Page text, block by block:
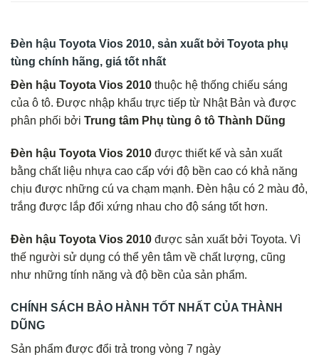
Đèn hậu Toyota Vios 2010, sản xuất bởi Toyota phụ
tùng chính hãng, giá tốt nhất
Đèn hậu Toyota Vios 2010 thuộc hệ thống chiếu sáng
của ô tô. Được nhập khẩu trực tiếp từ Nhật Bản và được
phân phối bởi Trung tâm Phụ tùng ô tô Thành Dũng
Đèn hậu Toyota Vios 2010 được thiết kế và sản xuất
bằng chất liệu nhựa cao cấp với độ bền cao có khả năng
chịu được những cú va chạm mạnh. Đèn hậu có 2 màu đỏ,
trắng được lắp đối xứng nhau cho độ sáng tốt hơn.
Đèn hậu Toyota Vios 2010 được sản xuất bởi Toyota. Vì
thế người sử dụng có thể yên tâm về chất lượng, cũng
như những tính năng và độ bền của sản phẩm.
CHÍNH SÁCH BẢO HÀNH TỐT NHẤT CỦA THÀNH
DŨNG
Sản phẩm được đổi trả trong vòng 7 ngày